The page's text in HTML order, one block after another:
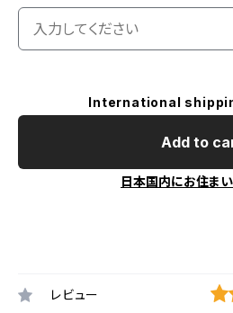
International
Add to
日本国内にお住ま
レビュー